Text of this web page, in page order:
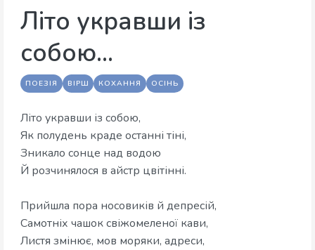
Літо укравши із
собою...
ПОЕЗІЯ ВІРШ КОХАННЯ ОСІНЬ
Літо укравши із собою,
​Як полудень краде останні тіні,
​Зникало сонце над водою
​Й розчинялося в айстр цвітінні.
​Прийшла пора носовиків й депресій,
​Самотніх чашок свіжомеленої кави,
​Листя змінює, мов моряки, адреси,